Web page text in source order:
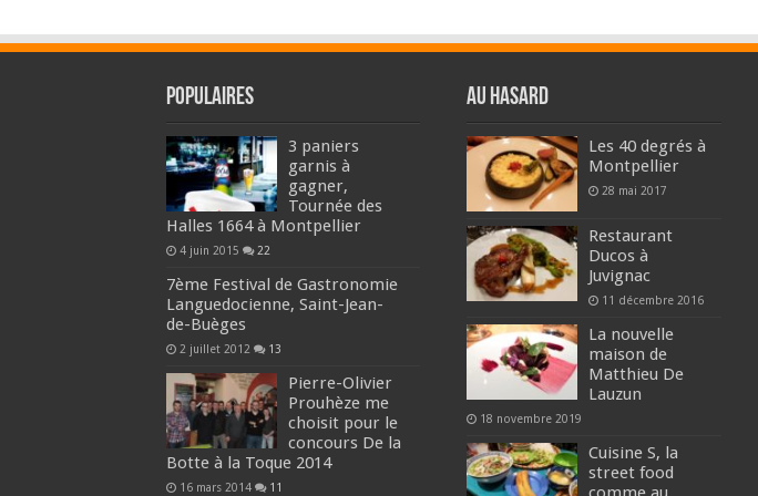
Populaires
3 paniers
garnis à
gagner,
Tournée des
Halles 1664 à Montpellier
4 juin 2015 22
7ème Festival de Gastronomie
Languedocienne, Saint-Jean-
de-Buèges
2 juillet 2012 13
Pierre-Olivier
Prouhèze me
choisit pour le
concours De la
Botte à la Toque 2014
16 mars 2014 11
Au hasard
Les 40 degrés à
Montpellier
28 mai 2017
Restaurant
Ducos à
Juvignac
11 décembre 2016
La nouvelle
maison de
Matthieu De
Lauzun
18 novembre 2019
Cuisine S, la
street food